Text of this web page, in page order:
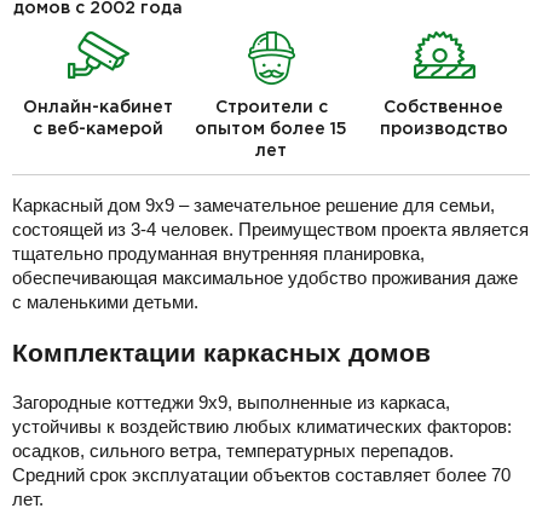
домов с 2002 года
Онлайн-кабинет
с веб-камерой
Строители с
опытом более 15
лет
Собственное
производство
Каркасный дом 9х9 – замечательное решение для семьи,
состоящей из 3-4 человек. Преимуществом проекта является
тщательно продуманная внутренняя планировка,
обеспечивающая максимальное удобство проживания даже
с маленькими детьми.
Комплектации каркасных домов
Загородные коттеджи 9х9, выполненные из каркаса,
устойчивы к воздействию любых климатических факторов:
осадков, сильного ветра, температурных перепадов.
Средний срок эксплуатации объектов составляет более 70
лет.